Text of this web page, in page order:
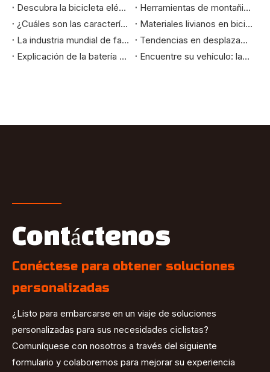
Descubra la bicicleta eléctrica de montaña de 24 pulgadas: su mejor compañera de paseo
Herramientas de montañismo y aventura: cómo las bicicletas eléctricas de montaña cambian la experiencia del ciclismo al aire libre
¿Cuáles son las características de las bicicletas de alto estándar exportadas a los mercados europeo y americano?
Materiales livianos en bicicletas eléctricas: mejora de la velocidad, el alcance y la durabilidad
La industria mundial de fabricación de bicicletas: evolución y tendencias futuras
Tendencias en desplazamientos urbanos: por qué las bicicletas urbanas son la opción ideal para el futuro
Explicación de la batería y el sistema de alimentación de la bicicleta eléctrica Fat Tire: cómo ofrecen un largo alcance y una alta eficiencia
Encuentre su vehículo: las mejores bicicletas eléctricas para viajes diarios a la ciudad, recorridos largos y aventuras todoterreno
Contáctenos
Conéctese para obtener soluciones
personalizadas
¿Listo para embarcarse en un viaje de soluciones
personalizadas para sus necesidades ciclistas?
Comuníquese con nosotros a través del siguiente
formulario y colaboremos para mejorar su experiencia